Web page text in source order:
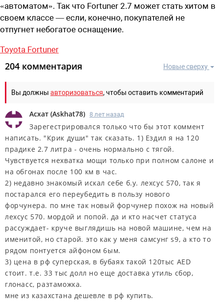
«автоматом». Так что Fortuner 2.7 может стать хитом в
своем классе — если, конечно, покупателей не
отпугнет небогатое оснащение.
Toyota Fortuner
Новые сверху
204 комментария
Вы должны авторизоваться, чтобы оставить комментарий
Асхат (Askhat78) 8 лет назад
Зарегестрировался только что бы этот коммент
написать. "Крик души" так сказать. 1) Ездил я на 120
прадике 2.7 литра - очень нормально с тягой.
Чувствуется нехватка мощи только при полном салоне и
на обгонах после 100 км в час.
2) недавно знакомый искал себе б.у. лехсус 570, так я
постарался его переубедить в пользу нового
форчунера. по мне так новый форчунер похож на новый
лехсус 570. мордой и попой. да и кто насчет статуса
рассуждает- круче выглядишь на новой машине, чем на
именитой, но старой. это как у меня самсунг s9, а кто то
рядом понтуется айфоном 6ым.
3) цена в рф суперская, в бубаях такой 120тыс AED
стоит. т.е. 33 тыс долл но еще доставка утиль сбор,
глонасс, разтаможка.
мне из казахстана дешевле в рф купить.